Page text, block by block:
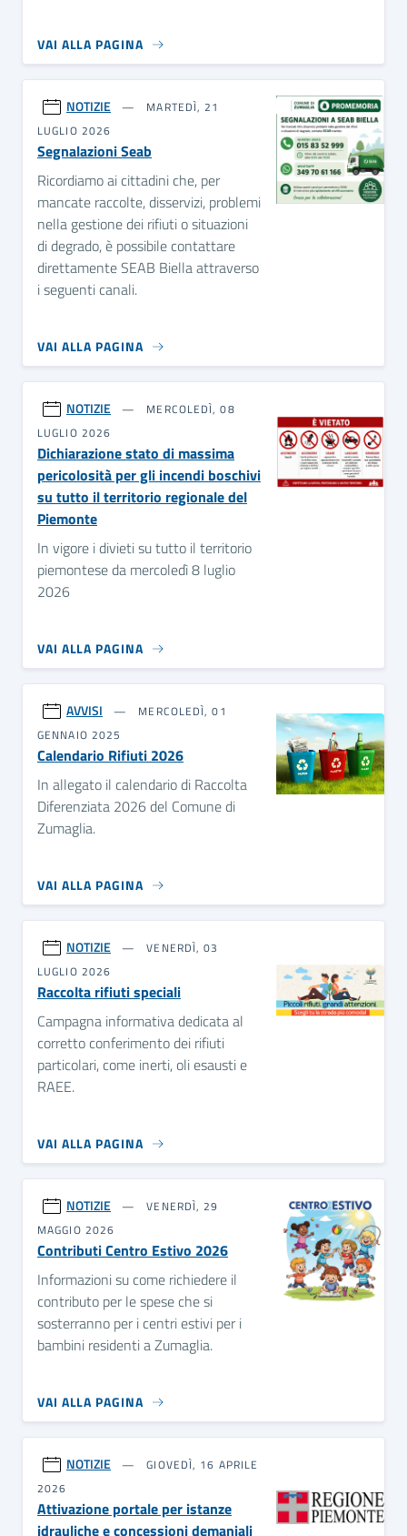
VAI ALLA PAGINA
NOTIZIE
MARTEDÌ, 21
LUGLIO 2026
Segnalazioni Seab
Ricordiamo ai cittadini che, per
mancate raccolte, disservizi, problemi
nella gestione dei rifiuti o situazioni
di degrado, è possibile contattare
direttamente SEAB Biella attraverso
i seguenti canali.
VAI ALLA PAGINA
NOTIZIE
MERCOLEDÌ, 08
LUGLIO 2026
Dichiarazione stato di massima
pericolosità per gli incendi boschivi
su tutto il territorio regionale del
Piemonte
In vigore i divieti su tutto il territorio
piemontese da mercoledì 8 luglio
2026
VAI ALLA PAGINA
AVVISI
MERCOLEDÌ, 01
GENNAIO 2025
Calendario Rifiuti 2026
In allegato il calendario di Raccolta
Diferenziata 2026 del Comune di
Zumaglia.
VAI ALLA PAGINA
NOTIZIE
VENERDÌ, 03
LUGLIO 2026
Raccolta rifiuti speciali
Campagna informativa dedicata al
corretto conferimento dei rifiuti
particolari, come inerti, oli esausti e
RAEE.
VAI ALLA PAGINA
NOTIZIE
VENERDÌ, 29
MAGGIO 2026
Contributi Centro Estivo 2026
Informazioni su come richiedere il
contributo per le spese che si
sosterranno per i centri estivi per i
bambini residenti a Zumaglia.
VAI ALLA PAGINA
NOTIZIE
GIOVEDÌ, 16 APRILE
2026
Attivazione portale per istanze
idrauliche e concessioni demaniali